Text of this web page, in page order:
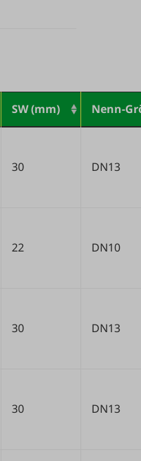
SW (mm) Nenn-
30 DN13
22 DN10
30 DN13
30 DN13